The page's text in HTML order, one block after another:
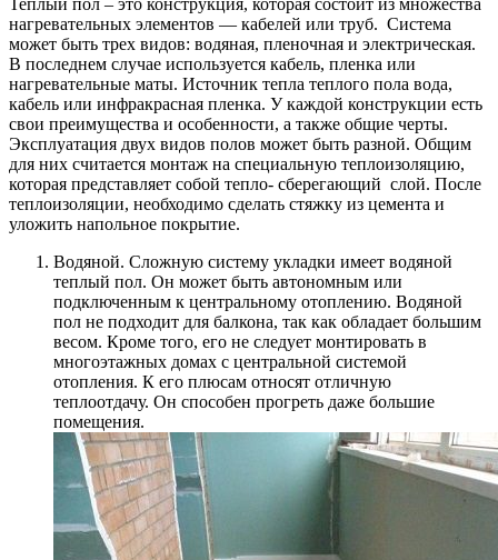
нагревательных элементов — кабелей или труб. Система
может быть трех видов: водяная, пленочная и электрическая.
В последнем случае используется кабель, пленка или
нагревательные маты. Источник тепла теплого пола вода,
кабель или инфракрасная пленка. У каждой конструкции есть
свои преимущества и особенности, а также общие черты.
Эксплуатация двух видов полов может быть разной. Общим
для них считается монтаж на специальную теплоизоляцию,
которая представляет собой тепло- сберегающий слой. После
теплоизоляции, необходимо сделать стяжку из цемента и
уложить напольное покрытие.
Водяной. Сложную систему укладки имеет водяной
теплый пол. Он может быть автономным или
подключенным к центральному отоплению. Водяной
пол не подходит для балкона, так как обладает большим
весом. Кроме того, его не следует монтировать в
многоэтажных домах с центральной системой
отопления. К его плюсам относят отличную
теплоотдачу. Он способен прогреть даже большие
помещения.